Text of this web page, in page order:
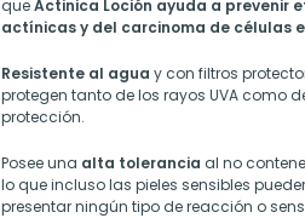
queActinica Loción ayuda a prevenir
actínicas y del carcinoma de células
Resistente al agua y con filtros
protegen tanto de los rayos UVA como
protección.
Posee una alta tolerancia al no
lo que incluso las pieles sensibles
presentar ningún tipo de reacción o